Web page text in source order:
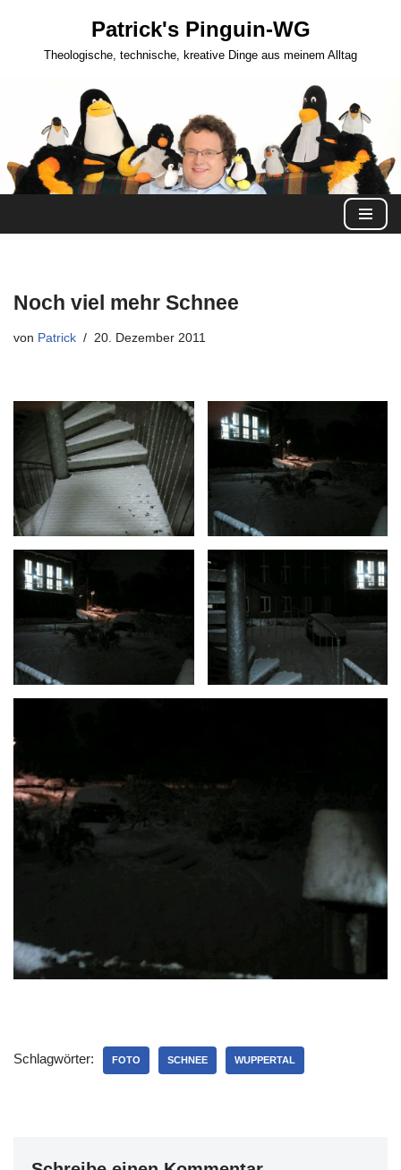
Patrick's Pinguin-WG
Theologische, technische, kreative Dinge aus meinem Alltag
Noch viel mehr Schnee
von Patrick 20. Dezember 2011
Schlagwörter: FOTO SCHNEE WUPPERTAL